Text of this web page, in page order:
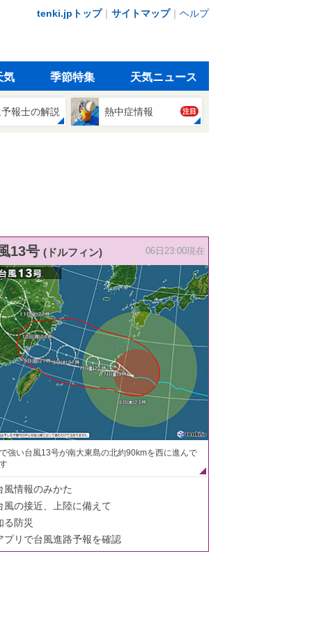
tenki.jpトップ｜ サイトマップ｜ ヘルプ
気 季節特集 天気ニュース
報士の解説 熱中症情報 注目
13号 (ドルフィン) 06日23:00現在
強い台風13号が南大東島の北約90kmを西に進んで
風情報のみかた
風の接近、上陸に備えて
る防災
プリで台風進路予報を確認